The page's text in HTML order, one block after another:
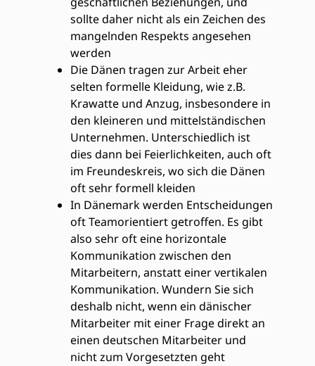
sollte daher nicht als ein Zeichen des
mangelnden Respekts angesehen
werden
Die Dänen tragen zur Arbeit eher
selten formelle Kleidung, wie z.B.
Krawatte und Anzug, insbesondere in
den kleineren und mittelständischen
Unternehmen. Unterschiedlich ist
dies dann bei Feierlichkeiten, auch oft
im Freundeskreis, wo sich die Dänen
oft sehr formell kleiden
In Dänemark werden Entscheidungen
oft Teamorientiert getroffen. Es gibt
also sehr oft eine horizontale
Kommunikation zwischen den
Mitarbeitern, anstatt einer vertikalen
Kommunikation. Wundern Sie sich
deshalb nicht, wenn ein dänischer
Mitarbeiter mit einer Frage direkt an
einen deutschen Mitarbeiter und
nicht zum Vorgesetzten geht